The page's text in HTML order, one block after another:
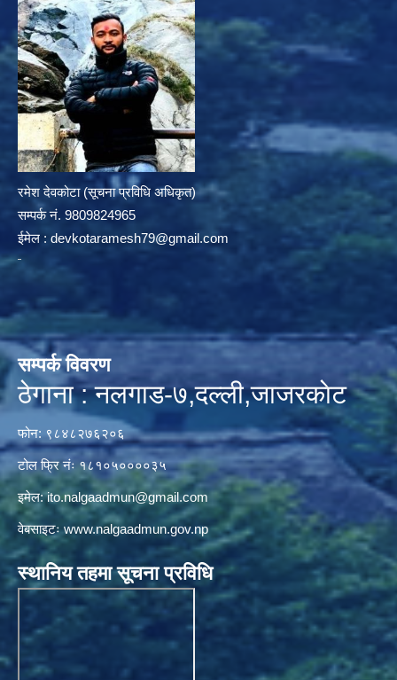
रमेश देवकोटा (सूचना प्रविधि अधिकृत)
सम्पर्क न‌ं. 9809824965
ईमेल : devkotaramesh79@gmail.com
सम्पर्क विवरण
ठेगाना : नलगाड-७,दल्ली,जाजरकाेट
फोन: ९८४८२७६२०६
टोल फ्रि नंः १८१०५००००३५
इमेल:ito.nalgaadmun@gmail.com
वेबसाइटःwww.nalgaadmun.gov.np
स्थानिय तहमा सूचना प्रविधि